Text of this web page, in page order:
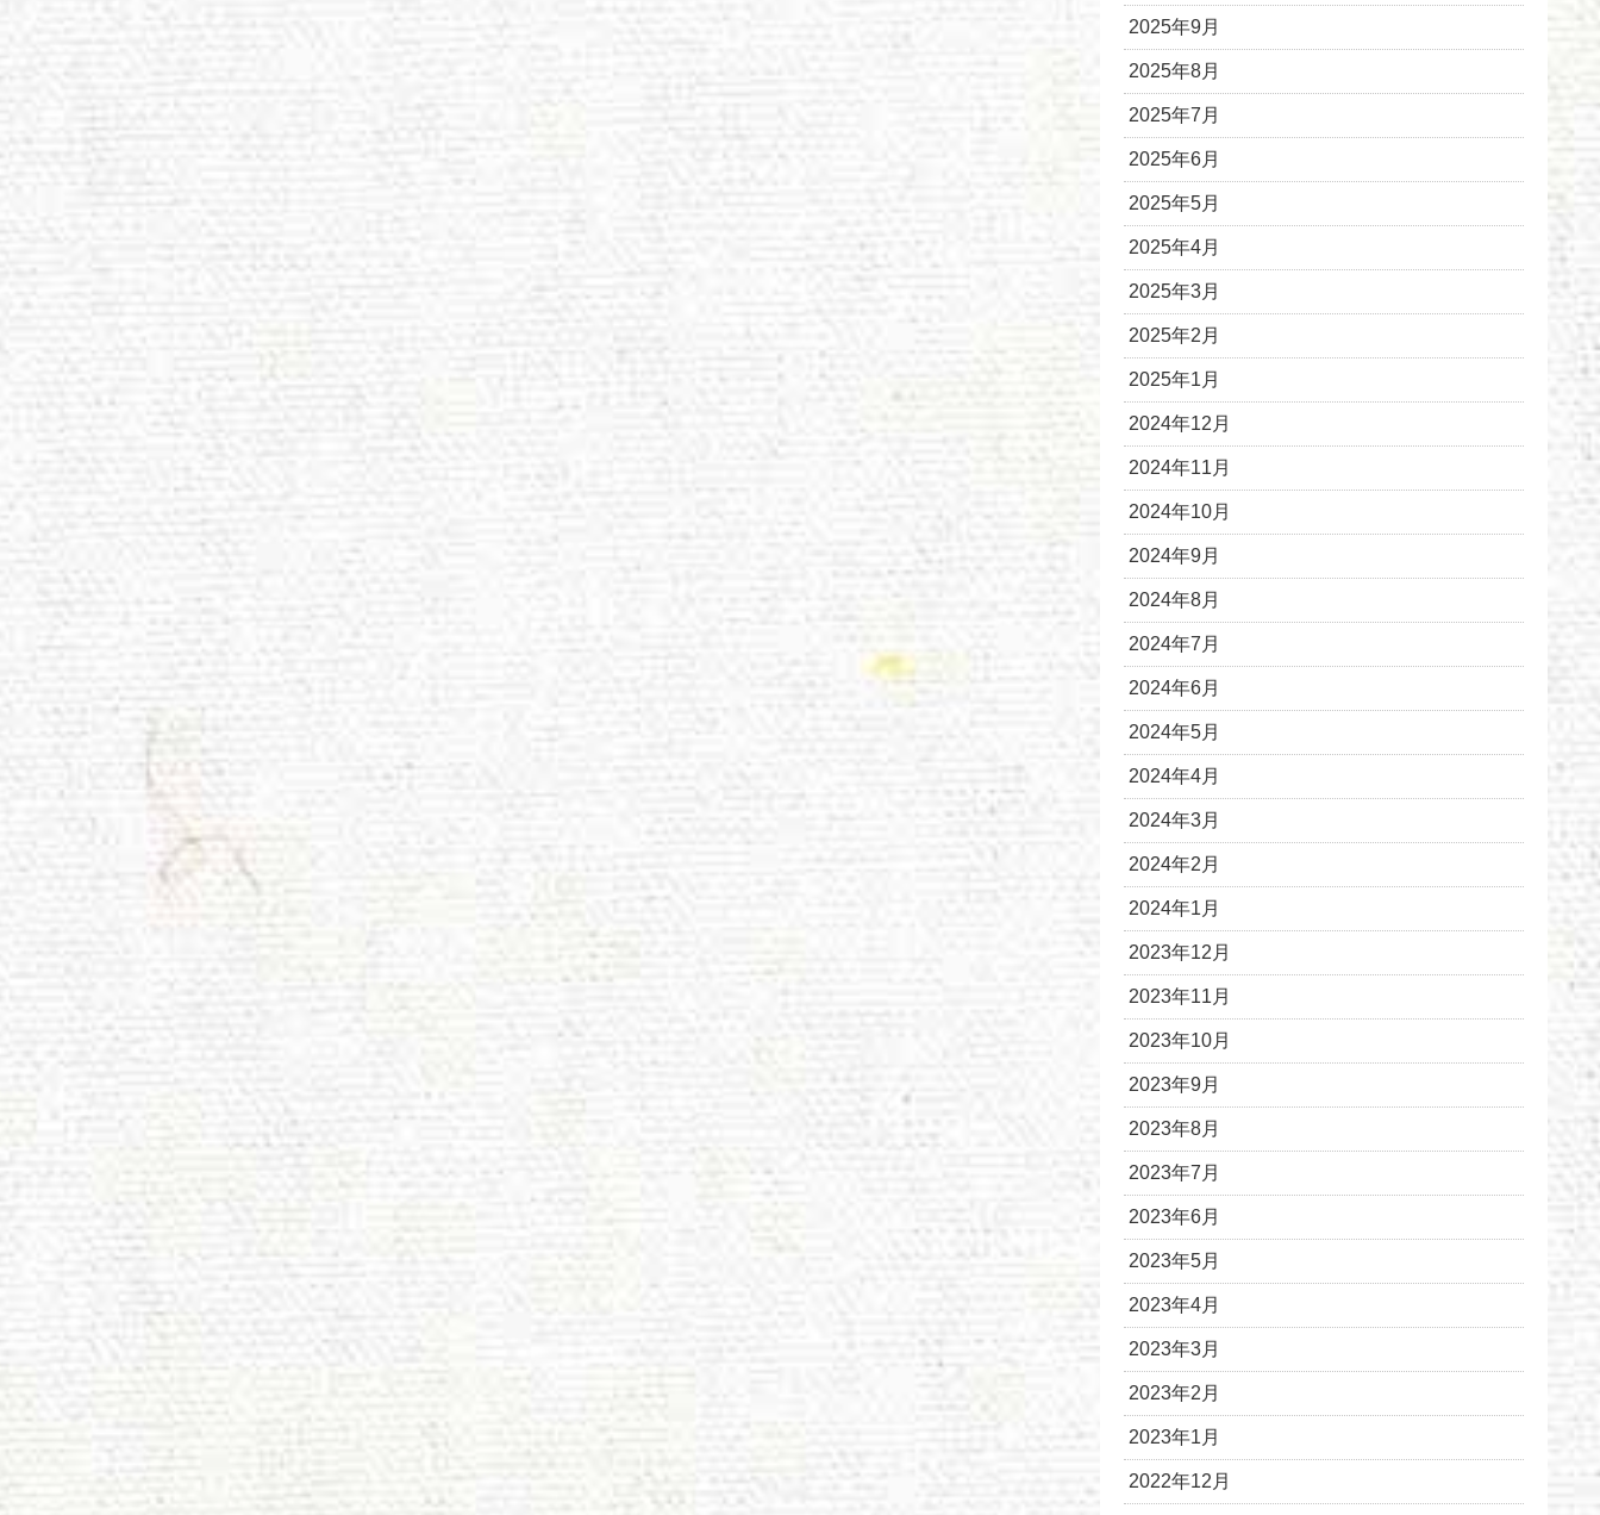
2025年9月
2025年8月
2025年7月
2025年6月
2025年5月
2025年4月
2025年3月
2025年2月
2025年1月
2024年12月
2024年11月
2024年10月
2024年9月
2024年8月
2024年7月
2024年6月
2024年5月
2024年4月
2024年3月
2024年2月
2024年1月
2023年12月
2023年11月
2023年10月
2023年9月
2023年8月
2023年7月
2023年6月
2023年5月
2023年4月
2023年3月
2023年2月
2023年1月
2022年12月